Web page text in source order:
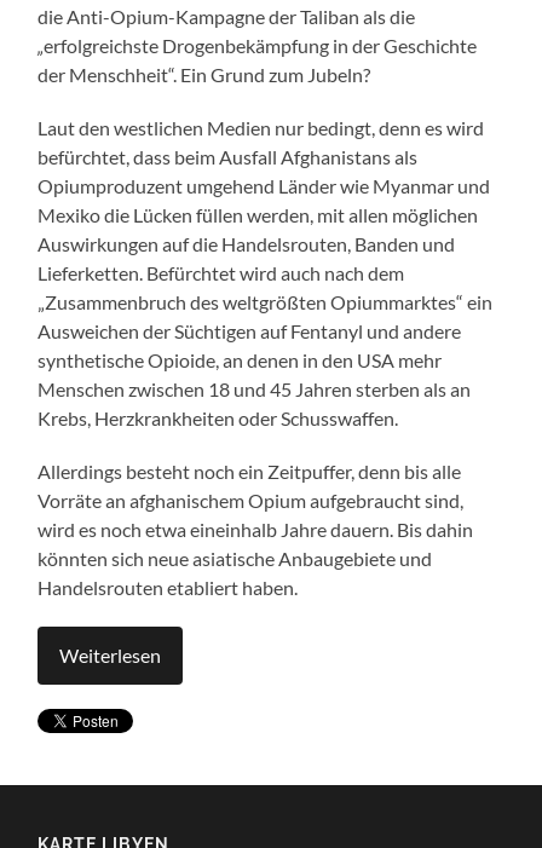
die Anti-Opium-Kampagne der Taliban als die
„erfolgreichste Drogenbekämpfung in der Geschichte
der Menschheit“. Ein Grund zum Jubeln?
Laut den westlichen Medien nur bedingt, denn es wird
befürchtet, dass beim Ausfall Afghanistans als
Opiumproduzent umgehend Länder wie Myanmar und
Mexiko die Lücken füllen werden, mit allen möglichen
Auswirkungen auf die Handelsrouten, Banden und
Lieferketten. Befürchtet wird auch nach dem
„Zusammenbruch des weltgrößten Opiummarktes“ ein
Ausweichen der Süchtigen auf Fentanyl und andere
synthetische Opioide, an denen in den USA mehr
Menschen zwischen 18 und 45 Jahren sterben als an
Krebs, Herzkrankheiten oder Schusswaffen.
Allerdings besteht noch ein Zeitpuffer, denn bis alle
Vorräte an afghanischem Opium aufgebraucht sind,
wird es noch etwa eineinhalb Jahre dauern. Bis dahin
könnten sich neue asiatische Anbaugebiete und
Handelsrouten etabliert haben.
Weiterlesen
KARTE LIBYEN